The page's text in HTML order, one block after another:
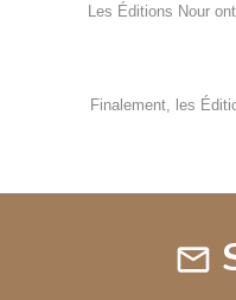
Les Éditions Nour
Finalement, les
mail